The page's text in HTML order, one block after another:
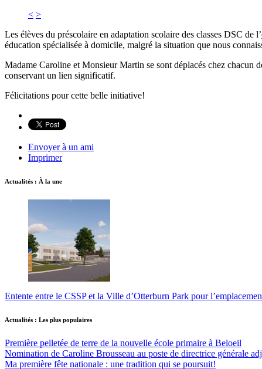
< >
Les élèves du préscolaire en adaptation scolaire des classes DSC de l’
éducation spécialisée à domicile, malgré la situation que nous
Madame Caroline et Monsieur Martin se sont déplacés chez chacun
conservant un lien significatif.
Félicitations pour cette belle initiative!
Envoyer à un ami
Imprimer
Actualités : À la une
Entente entre le CSSP et la Ville d’Otterburn Park pour
Actualités : Les plus populaires
Première pelletée de terre de la nouvelle école primaire à Beloeil
Nomination de Caroline Brousseau au poste de directrice générale
Ma première fête nationale : une tradition qui se poursuit!